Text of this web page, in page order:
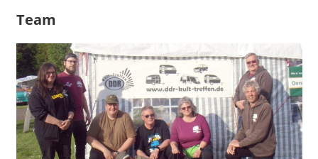
Team